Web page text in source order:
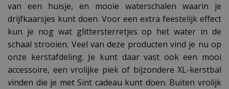
van een huisje, en mooie waterschalen waarin je
drijfkaarsjes kunt doen. Voor een extra feestelijk effect
kun je nog wat glittersterretjes op het water in de
schaal strooien. Veel van deze producten vind je nu op
onze kerstafdeling. Je kunt daar vast ook een mooi
accessoire, een vrolijke piek of bijzondere XL-kerstbal
vinden die je met Sint cadeau kunt doen. Buiten vrolijk